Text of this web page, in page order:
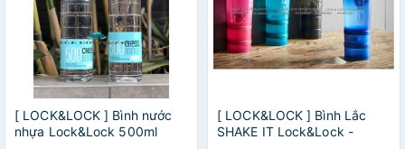
[ LOCK&LOCK ] Bình nước
nhựa Lock&Lock 500ml
[ LOCK&LOCK ] Bình Lắc
SHAKE IT Lock&Lock -